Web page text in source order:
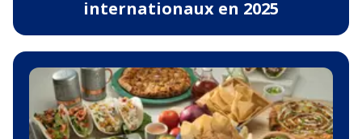
internationaux en 2025